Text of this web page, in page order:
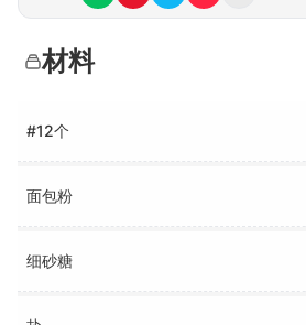
材料
#12个
面包粉
细砂糖